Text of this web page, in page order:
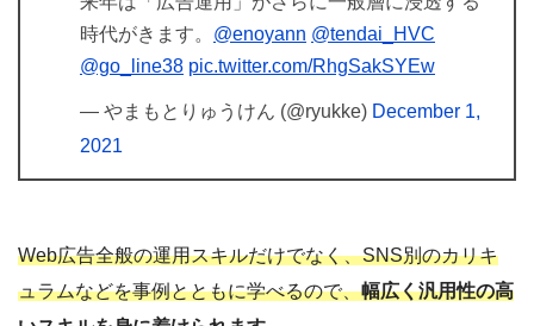
時代がきます。 @enoyann @tendai_HVC
@go_line38 pic.twitter.com/RhgSakSYEw
— やまもとりゅうけん (@ryukke) December 1,
2021
Web広告全般の運用スキルだけでなく、SNS別のカリキ
ュラムなどを事例とともに学べるので、幅広く汎用性の高